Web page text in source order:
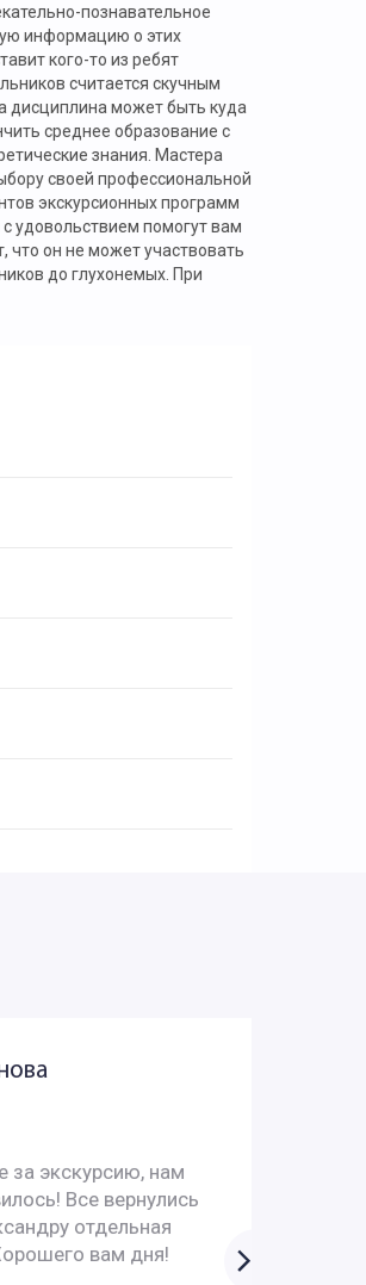
познавательное
информацию о этих
кого-то из ребят
считается скучным
дисциплина может быть куда
среднее образование с
знания. Мастера
своей профессиональной
экскурсионных программ
удовольствием помогут вам
что он не может участвовать
до глухонемых. При
за экскурсию, нам
Все вернулись
отдельная
вам дня!